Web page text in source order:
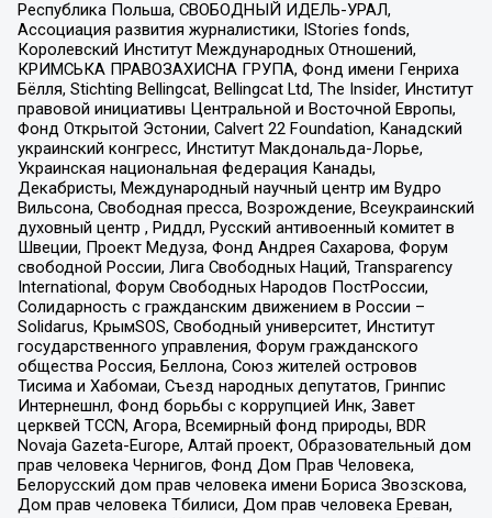
Республика Польша, СВОБОДНЫЙ ИДЕЛЬ-УРАЛ,
Ассоциация развития журналистики, IStories fonds,
Королевский Институт Международных Отношений,
КРИМСЬКА ПРАВОЗАХИСНА ГРУПА, Фонд имени Генриха
Бёлля, Stichting Bellingcat, Bellingcat Ltd, The Insider, Институт
правовой инициативы Центральной и Восточной Европы,
Фонд Открытой Эстонии, Calvert 22 Foundation, Канадский
украинский конгресс, Институт Макдональда-Лорье,
Украинская национальная федерация Канады,
Декабристы, Международный научный центр им Вудро
Вильсона, Свободная пресса, Возрождение, Всеукраинский
духовный центр , Риддл, Русский антивоенный комитет в
Швеции, Проект Медуза, Фонд Андрея Сахарова, Форум
свободной России, Лига Свободных Наций, Transparеncy
International, Форум Свободных Народов ПостРоссии,
Солидарность с гражданским движением в России –
Solidarus, КрымSOS, Свободный университет, Институт
государственного управления, Форум гражданского
общества Россия, Беллона, Союз жителей островов
Тисима и Хабомаи, Съезд народных депутатов, Гринпис
Интернешнл, Фонд борьбы с коррупцией Инк, Завет
церквей TCCN, Агора, Всемирный фонд природы, BDR
Novaja Gazeta-Europe, Алтай проект, Образовательный дом
прав человека Чернигов, Фонд Дом Прав Человека,
Белорусский дом прав человека имени Бориса Звозскова,
Дом прав человека Тбилиси, Дом прав человека Ереван,